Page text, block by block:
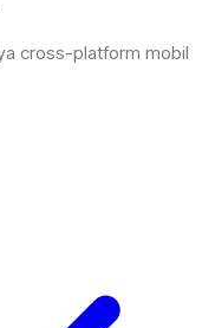
cross-platform mobil